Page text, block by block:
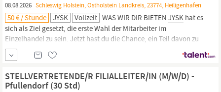
08.08.2026 Schleswig Holstein, Ostholstein Landkreis, 23774, Heiligenhafen
50 € / Stunde JYSK Vollzeit WAS WIR DIR BIETEN JYSK hat es
sich als Ziel gesetzt, die erste Wahl der Mitarbeiter im
Einzelhandel zu sein. Jetzt hast du die Chance, ein Teil davon zu
werden und zusammen mit uns an diesem großen Ziel zu
arbeiten! JYSKist ein dynamisches Unternehmen und bei uns
wird deine Stimme gehört. Du wirst involviert und deine
Entwicklung ist...
STELLVERTRETENDE/R FILIALLEITER/IN (M/W/D) -
Pfullendorf (30 Std)